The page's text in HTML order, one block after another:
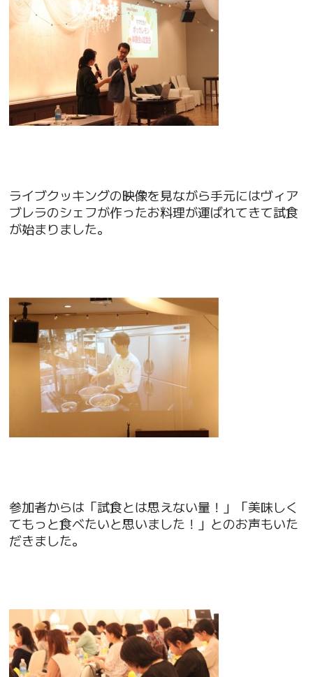
ライブクッキングの映像を見ながら手元にはヴィア
ブレラのシェフが作ったお料理が運ばれてきて試食
が始まりました。
参加者からは「試食とは思えない量！」「美味しく
てもっと食べたいと思いました！」とのお声もいた
だきました。